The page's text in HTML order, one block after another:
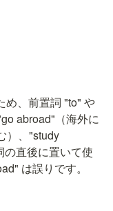
め、前置詞 "to" や
abroad"（海外に
）、"study
直後に置いて使
は誤りです。